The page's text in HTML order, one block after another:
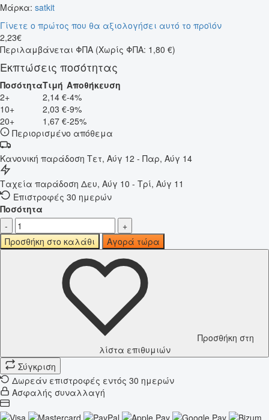
Μάρκα: satkit
Γίνετε ο πρώτος που θα αξιολογήσει αυτό το προϊόν
2,23€
Περιλαμβάνεται ΦΠΑ (Χωρίς ΦΠΑ: 1,80 €)
Εκπτώσεις ποσότητας
ΠοσότηταΤιμή Αποθήκευση
2+
2,14 €-4%
10+
2,03 €-9%
20+
1,67 €-25%
Περιορισμένο απόθεμα
Κανονική παράδοση Τετ, Αύγ 12 - Παρ, Αύγ 14
Ταχεία παράδοση Δευ, Αύγ 10 - Τρί, Αύγ 11
Επιστροφές 30 ημερών
Ποσότητα
-
+
Προσθήκη στο καλάθι
Αγορά τώρα
Προσθήκη στη
λίστα επιθυμιών
Σύγκριση
Δωρεάν επιστροφές εντός 30 ημερών
Ασφαλής συναλλαγή